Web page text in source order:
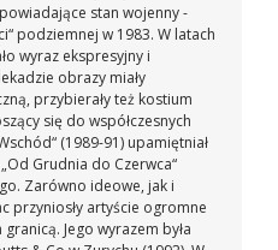
stan wojenny -
podziemnej w 1983. W latach
wyraz ekspresyjny i
obrazy miały
przybierały też kostium
się do współczesnych
(1989-91) upamiętniał
Grudnia do Czerwca“
Zarówno ideowe, jak i
przyniosły artyście ogromne
Jego wyrazem była